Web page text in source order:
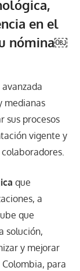
en el
nómina￼
medianas
sus procesos
vigente y
que
a
que
solución,
y mejorar
para